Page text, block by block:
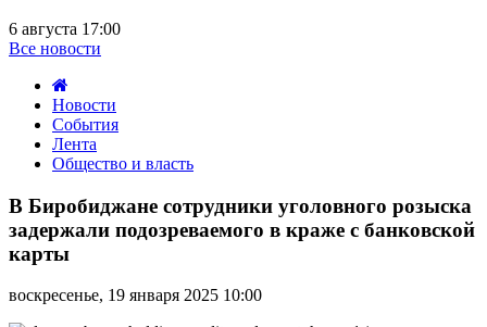
6 августа 17:00
Все новости
Новости
События
Лента
Общество и власть
Биробиджане
сотрудники
уголовного
розыска
подозреваемого
В Биробиджане сотрудники уголовного розыска
задержали подозреваемого в краже с банковской
карты
воскресенье, 19 января 2025 10:00